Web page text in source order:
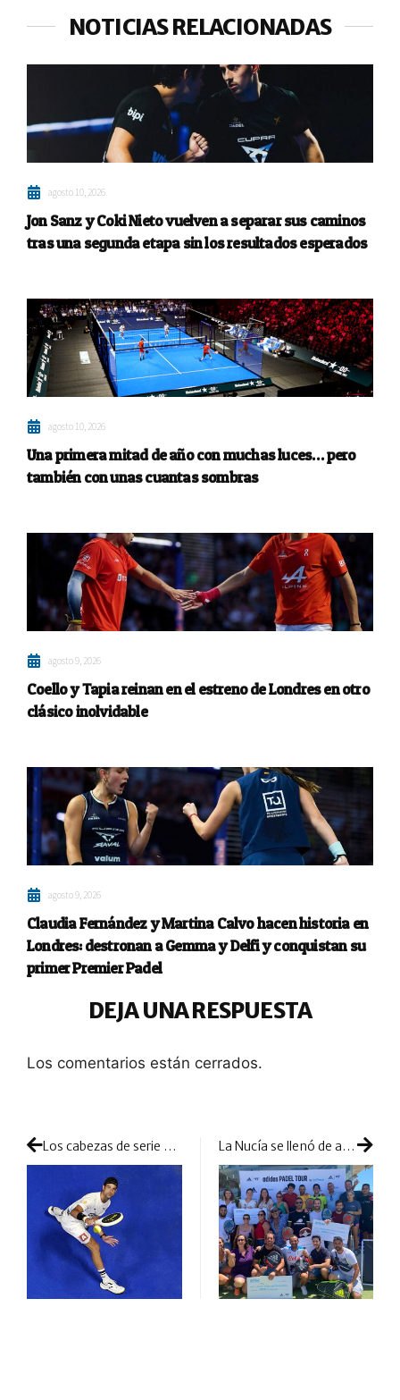
NOTICIAS RELACIONADAS
agosto 10, 2026
Jon Sanz y Coki Nieto vuelven a separar sus caminos
tras una segunda etapa sin los resultados esperados
agosto 10, 2026
Una primera mitad de año con muchas luces… pero
también con unas cuantas sombras
agosto 9, 2026
Coello y Tapia reinan en el estreno de Londres en otro
clásico inolvidable
agosto 9, 2026
Claudia Fernández y Martina Calvo hacen historia en
Londres: destronan a Gemma y Delfi y conquistan su
primer Premier Padel
DEJA UNA RESPUESTA
Los comentarios están cerrados.
Los cabezas de serie comienzan a presentar su candidatura en el torneo malagueño La Nucía se llenó de ambiente y pasión por el pádel con el adidas Padel TOUR